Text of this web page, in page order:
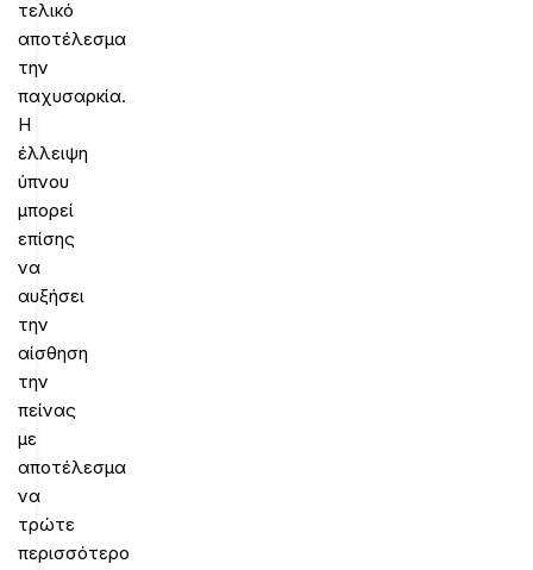
τελικό
αποτέλεσμα
την
παχυσαρκία.
Η
έλλειψη
ύπνου
μπορεί
επίσης
να
αυξήσει
την
αίσθηση
την
πείνας
με
αποτέλεσμα
να
τρώτε
περισσότερο